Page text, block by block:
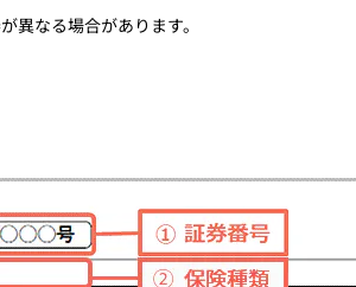
異なる場合があります。